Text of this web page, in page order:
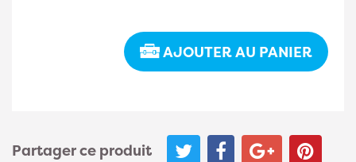
AJOUTER AU PANIER
Partager ce produit